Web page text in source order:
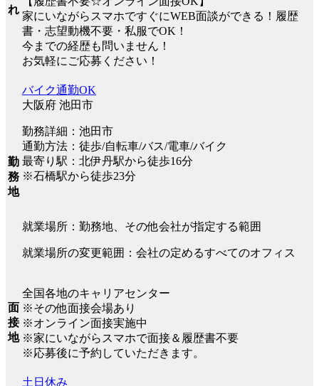
れ
家にいながらスマホですぐにWEB面談ができる！履歴
書・志望動機不要・私服でOK！
今までの経歴も問いません！
お気軽にご応募ください！
勤
務
地
バイク通勤OK
大阪府 池田市
勤務詳細：池田市
通勤方法：徒歩/自転車/バス/電車/バイク
最寄り駅：北伊丹駅から徒歩16分
※石橋駅から徒歩23分
就業場所：勤務地、その他会社が指定する範囲
就業場所の変更範囲：会社の定めるすべてのオフィス
面
接
地
全国各地のキャリアセンター
※その他面接会場あり
※オンライン面接実施中
※家にいながらスマホで面接＆履歴書不要
※応募後に予約していただきます。
土日休み